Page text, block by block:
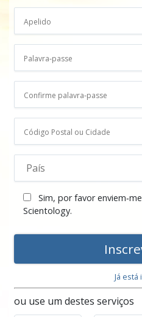
Sim, por favor
Scientology.
Já está
ou use um destes serviços